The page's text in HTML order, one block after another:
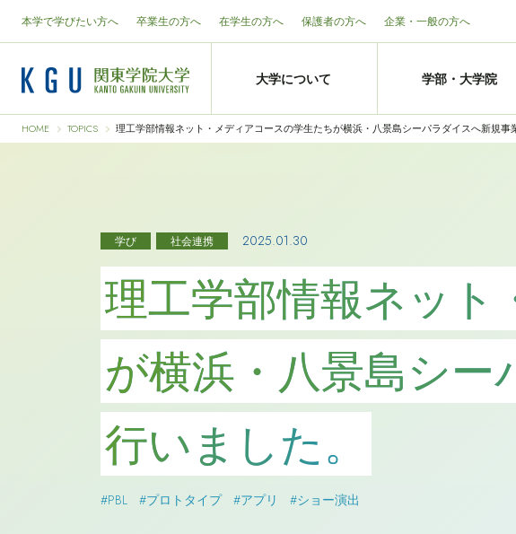
本学で学びたい方へ 卒業生の方へ 在学生の方へ 保護者の方へ 企業・一般の方へ
大学について 学部・大学院
HOME TOPICS 理工学部情報ネット・メディアコースの学生たちが横浜・八景島シーパラダイスへ新規事
学び 社会連携 2025.01.30
理工学部情報ネット
が横浜・八景島シ
行いました。
#PBL #プロトタイプ #アプリ #ショー演出